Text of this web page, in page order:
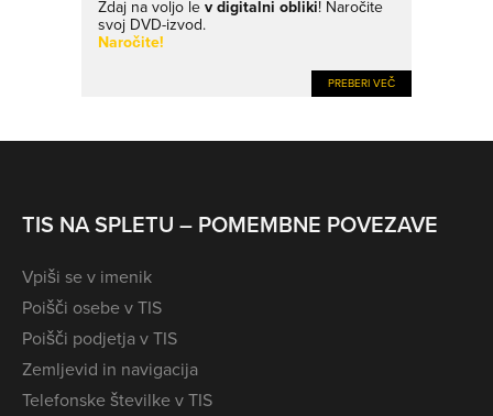
Zdaj na voljo lev digitalni obliki! Naročite
svoj DVD-izvod.
Naročite!
PREBERI VEČ
TIS NA SPLETU – POMEMBNE POVEZAVE
Vpiši se v imenik
Poišči osebe v TIS
Poišči podjetja v TIS
Zemljevid in navigacija
Telefonske številke v TIS